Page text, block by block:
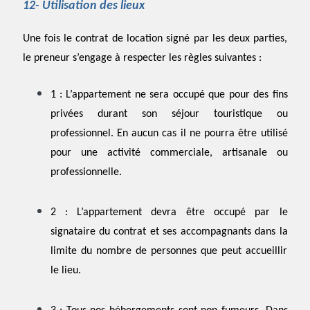
12- Utilisation des lieux
Une fois le contrat de location signé par les deux parties,
le preneur s’engage à respecter les règles suivantes :
1 : L’appartement ne sera occupé que pour des fins
privées durant son séjour touristique ou
professionnel. En aucun cas il ne pourra être utilisé
pour une activité commerciale, artisanale ou
professionnelle.
2 : L’appartement devra être occupé par le
signataire du contrat et ses accompagnants dans la
limite du nombre de personnes que peut accueillir
le lieu.